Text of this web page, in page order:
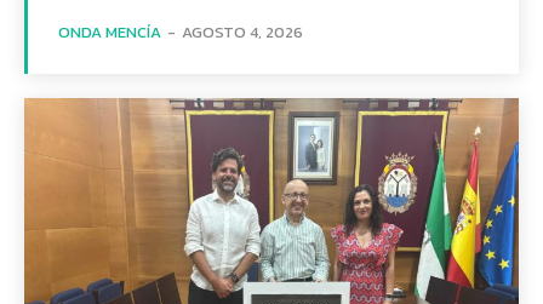
ONDA MENCÍA - AGOSTO 4, 2026